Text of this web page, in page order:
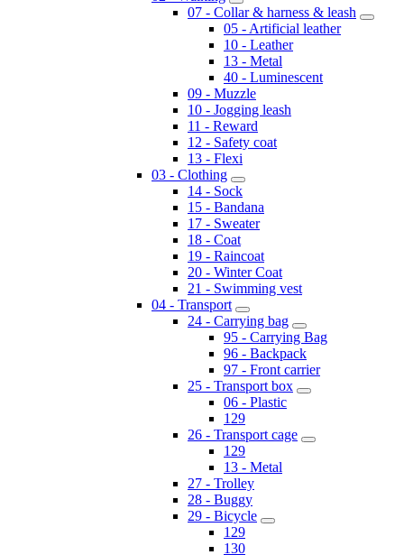
07 - Collar & harness & leash
05 - Artificial leather
10 - Leather
13 - Metal
40 - Luminescent
09 - Muzzle
10 - Jogging leash
11 - Reward
12 - Safety coat
13 - Flexi
03 - Clothing
14 - Sock
15 - Bandana
17 - Sweater
18 - Coat
19 - Raincoat
20 - Winter Coat
21 - Swimming vest
04 - Transport
24 - Carrying bag
95 - Carrying Bag
96 - Backpack
97 - Front carrier
25 - Transport box
06 - Plastic
129
26 - Transport cage
129
13 - Metal
27 - Trolley
28 - Buggy
29 - Bicycle
129
130